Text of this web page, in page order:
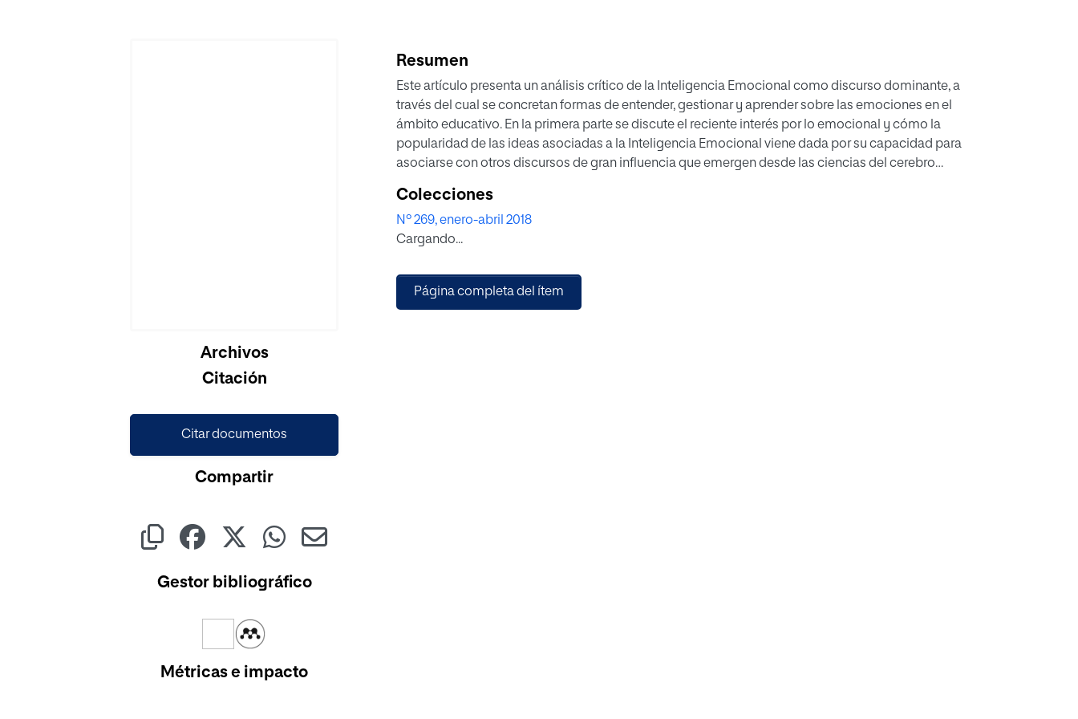
Archivos
Citación
Citar documentos
Compartir
Gestor bibliográfico
Métricas e impacto
Resumen
Este artículo presenta un análisis crítico de la Inteligencia Emocional como discurso dominante, a
través del cual se concretan formas de entender, gestionar y aprender sobre las emociones en el
ámbito educativo. En la primera parte se discute el reciente interés por lo emocional y cómo la
popularidad de las ideas asociadas a la Inteligencia Emocional viene dada por su capacidad para
asociarse con otros discursos de gran influencia que emergen desde las ciencias del cerebro
cualidades principales como son su neutralidad, su potencial para transcender planteamientos
dualistas que imperan en las concepciones tradicionales, así como su propuesta de cambio de
paradigma. La segunda parte del artículo examina la presencia e implicaciones del discurso de
inteligencia emocional y los programas de educación o alfabetización emocional. También se
discute la importancia de las implicaciones emocionales para los educadores, a la vez que se trata la
Colecciones
Nº 269, enero-abril 2018
Cargando...
Página completa del ítem